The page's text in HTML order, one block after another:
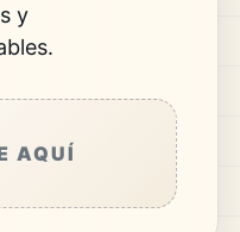
y
AQUÍ